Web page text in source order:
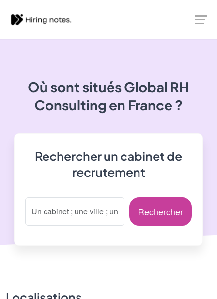
Où sont situésGlobal RH
Consulting en France ?
Rechercher un cabinet de
recrutement
Rechercher